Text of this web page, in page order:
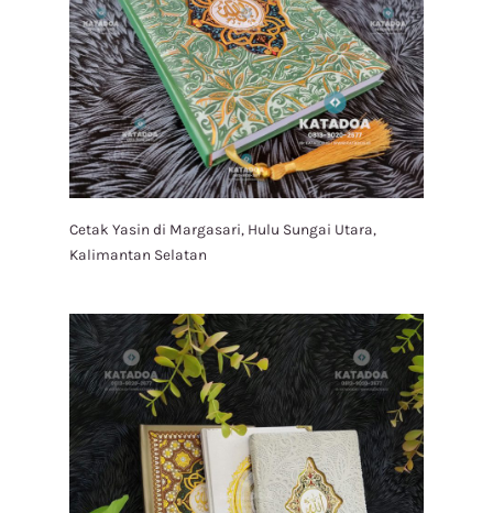
Cetak Yasin di Margasari, Hulu Sungai Utara,
Kalimantan Selatan